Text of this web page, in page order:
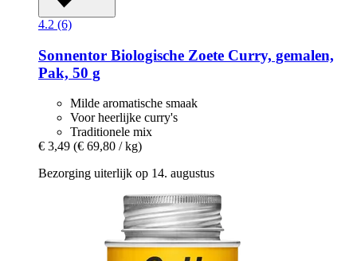
4.2 (6)
Sonnentor Biologische Zoete Curry, gemalen,
Pak, 50 g
Milde aromatische smaak
Voor heerlijke curry's
Traditionele mix
€ 3,49 (€ 69,80 / kg)
Bezorging uiterlijk op 14. augustus